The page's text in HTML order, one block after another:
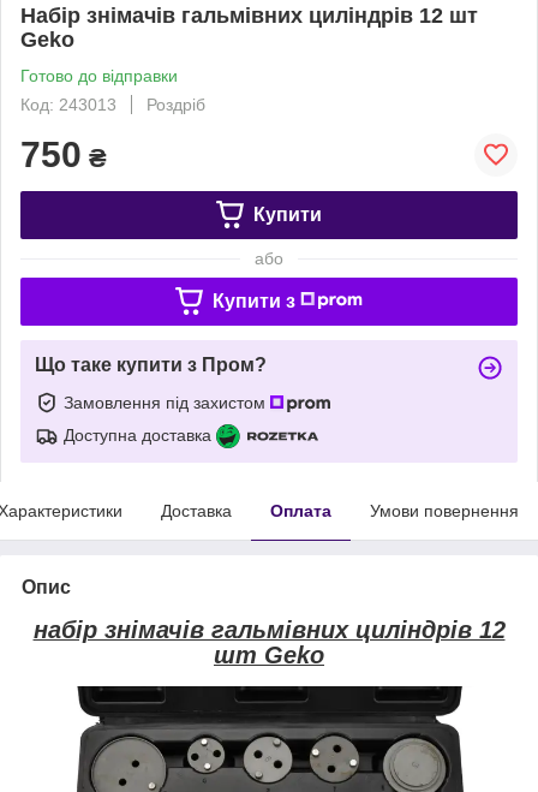
Набір знімачів гальмівних циліндрів 12 шт
Geko
Готово до відправки
Код: 243013
Роздріб
750 ₴
Купити
або
Купити з
Що таке купити з Пром?
Замовлення під захистом
Доступна доставка
Доставка Оплата Умови повернення
Опис
набір знімачів гальмівних циліндрів 12
шт Geko